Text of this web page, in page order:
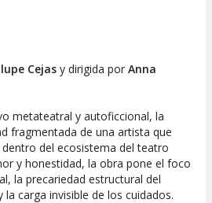
Cejas y dirigida por Anna
metateatral y autoficcional, la
fragmentada de una artista que
del ecosistema del teatro
y honestidad, la obra pone el foco
la precariedad estructural del
carga invisible de los cuidados.